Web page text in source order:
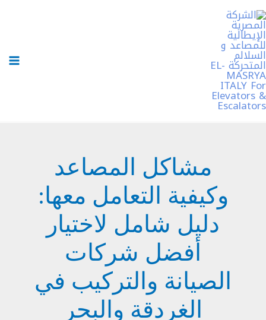
تخطي
إلى
المحتوى
مشاكل المصاعد
وكيفية التعامل معها:
دليل شامل لاختيار
أفضل شركات
الصيانة والتركيب في
الغردقة والبحر